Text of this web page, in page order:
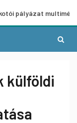
multimédia-
külföldi